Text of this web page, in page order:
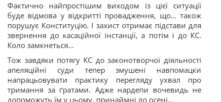
Фактично найпростішим виходом із цієї ситуації
буде відмова у відкритті провадження, що… також
порушує Конституцію. І захист отримає підстави для
звернення до касаційної інстанції, а потім і до КС.
Коло замкнеться…
Тож завдяки потягу КС до законотворчої діяльності
апеляційні суди тепер змушені навпомацки
напрацьовувати практику перегляду ухвал про
тримання за ґратами. Адже нардепи вочевидь не
допоможуть їм у цьому, принаймні до осені…